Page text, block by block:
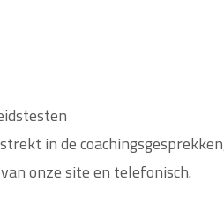
in de
onze site en telefonisch.